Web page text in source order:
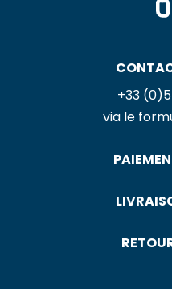
+33
via le